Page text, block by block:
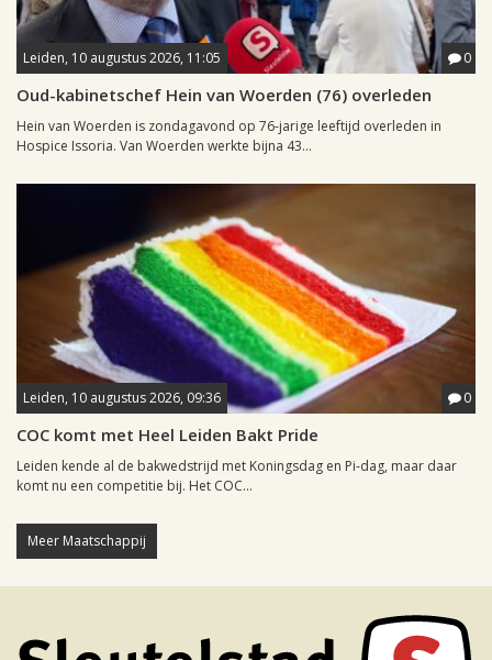
Leiden, 10 augustus 2026, 11:05 0
Oud-kabinetschef Hein van Woerden (76) overleden
Hein van Woerden is zondagavond op 76-jarige leeftijd overleden in
Hospice Issoria. Van Woerden werkte bijna 43...
Leiden, 10 augustus 2026, 09:36 0
COC komt met Heel Leiden Bakt Pride
Leiden kende al de bakwedstrijd met Koningsdag en Pi-dag, maar daar
komt nu een competitie bij. Het COC...
Meer Maatschappij